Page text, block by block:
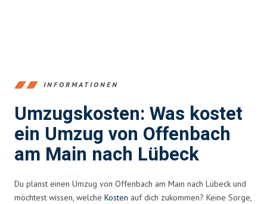
INFORMATIONEN
Umzugskosten: Was kostet
ein Umzug von Offenbach
am Main nach Lübeck
Du planst einen Umzug von Offenbach am Main nach Lübeck und
möchtest wissen, welche Kosten auf dich zukommen? Keine Sorge,